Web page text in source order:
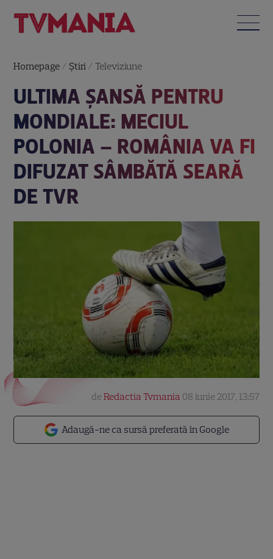
Homepage / Știri / Televiziune
ULTIMA ŞANSĂ PENTRU
MONDIALE: MECIUL
POLONIA – ROMÂNIA VA FI
DIFUZAT SÂMBĂTĂ SEARĂ
DE TVR
Adaugă-ne ca sursă preferată în Google
deRedactia Tvmania 08 iunie 2017, 13:57